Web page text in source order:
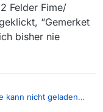
Felder Fime/
“Gemerket
bisher nie
kann nicht geladen